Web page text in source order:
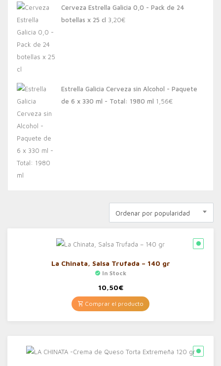
Cerveza Estrella Galicia 0,0 - Pack de 24
botellas x 25 cl 3,20€
Estrella Galicia Cerveza sin Alcohol - Paquete
de 6 x 330 ml - Total: 1980 ml 1,56€
Ordenar por popularidad
La Chinata, Salsa Trufada – 140 gr
In Stock
10,50€
Comprar el producto